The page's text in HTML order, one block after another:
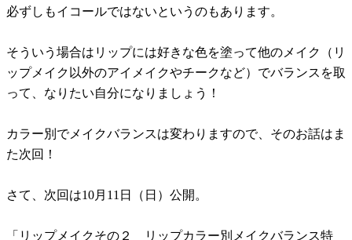
必ずしもイコールではないというのもあります。
そういう場合はリップには好きな色を塗って他のメイク（リ
ップメイク以外のアイメイクやチークなど）でバランスを取
って、なりたい自分になりましょう！
カラー別でメイクバランスは変わりますので、そのお話はま
た次回！
さて、次回は10月11日（日）公開。
「リップメイクその２ リップカラー別メイクバランス特